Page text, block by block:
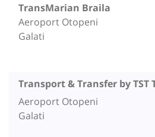
TransMarian Braila
Aeroport Otopeni
Galati
Transport & Transfer by TST
Aeroport Otopeni
Galati